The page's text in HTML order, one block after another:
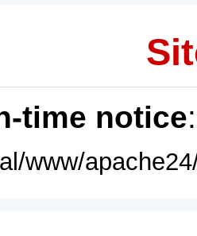
time notice
www/